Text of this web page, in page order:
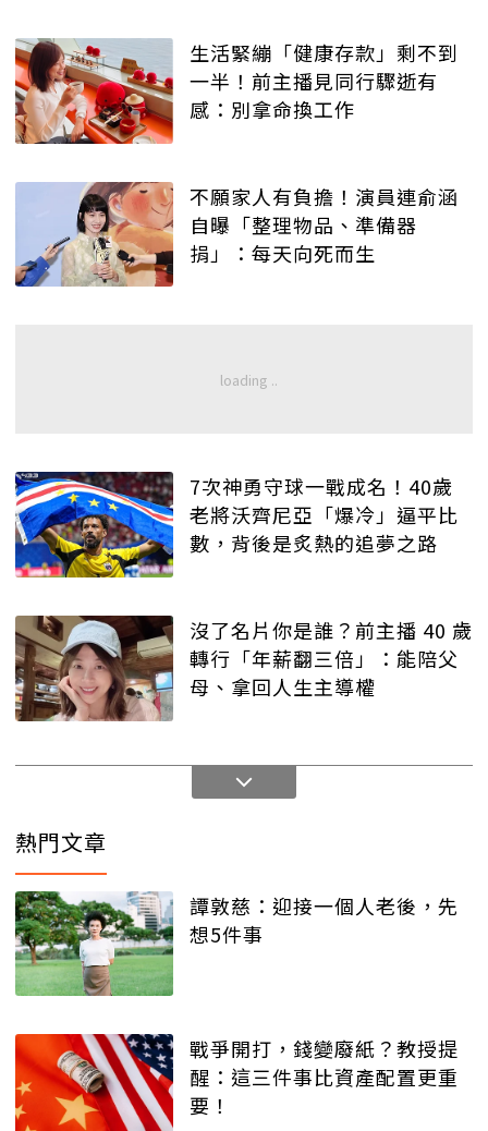
生活緊繃「健康存款」剩不到
一半！前主播見同行驟逝有
感：別拿命換工作
不願家人有負擔！演員連俞涵
自曝「整理物品、準備器
捐」：每天向死而生
7次神勇守球一戰成名！40歲
老將沃齊尼亞「爆冷」逼平比
數，背後是炙熱的追夢之路
沒了名片你是誰？前主播 40 歲
轉行「年薪翻三倍」：能陪父
母、拿回人生主導權
熱門文章
譚敦慈：迎接一個人老後，先
想5件事
戰爭開打，錢變廢紙？教授提
醒：這三件事比資產配置更重
要！